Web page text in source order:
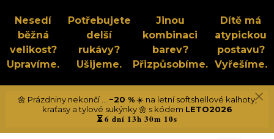
Nesedí
běžná
velikost?
Upravíme.
Potřebujete
delší
rukávy?
Ušijeme.
Jinou
kombinaci
barev?
Přizpůsobíme.
Dítě má
atypickou
postavu?
Vyřešíme.
🌼 Prázdniny nekončí ... −20 %☀️ na letní softshellové kalhoty,
kraťasy a tylové sukýnky 🌼 s kódem LETO2026
⏳6 dní 13h 30m 10s